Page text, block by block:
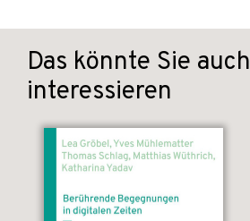
Das könnte Sie auch
interessieren